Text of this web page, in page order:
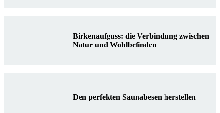
Birkenaufguss: die Verbindung zwischen
Natur und Wohlbefinden
Den perfekten Saunabesen herstellen